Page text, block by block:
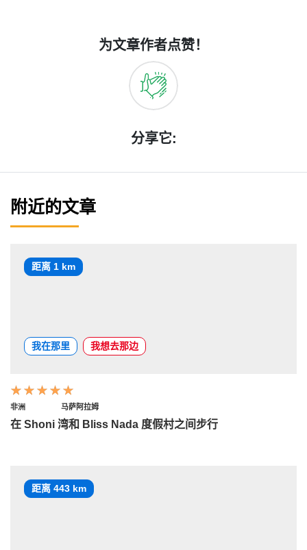
为文章作者点赞！
分享它:
附近的文章
距离 1 km
我在那里 我想去那边
非洲 马萨阿拉姆
在 Shoni 湾和 Bliss Nada 度假村之间步行
距离 443 km